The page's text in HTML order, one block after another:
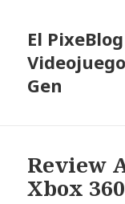
El
Gen
Review
Xbox 360